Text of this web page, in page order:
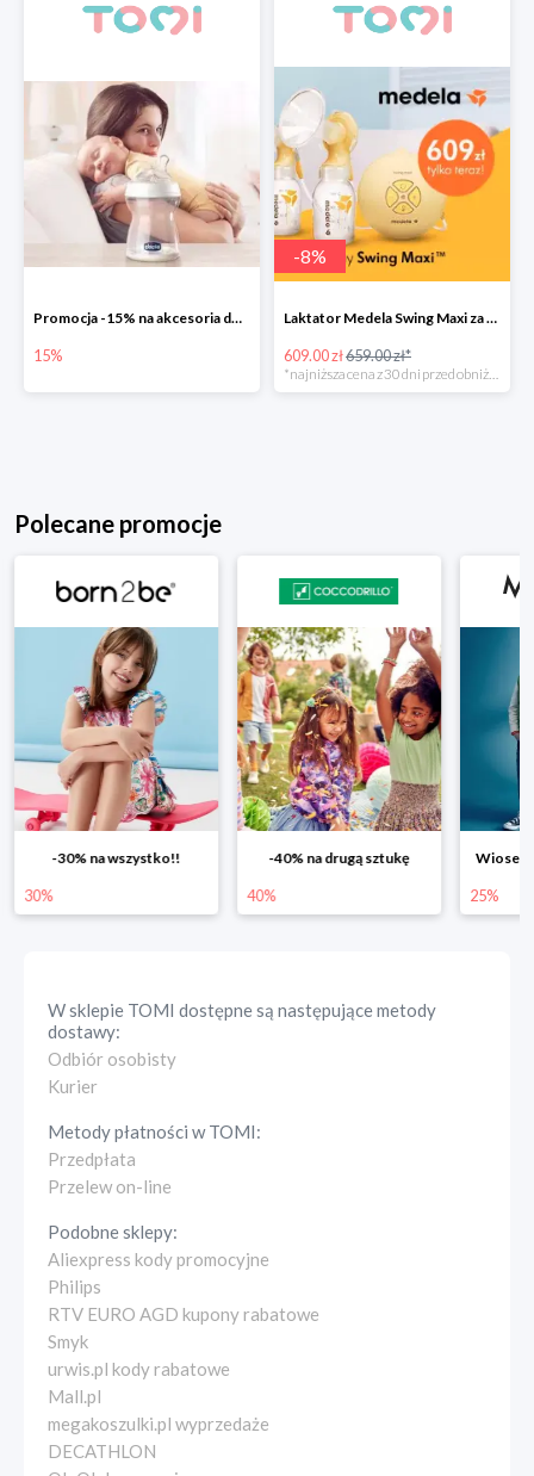
Promocja -15% na akcesoria do karmienia Chicco
15%
-8%
Laktator Medela Swing Maxi za 609zł
609.00 zł659.00 zł*
*najniższa cena z 30 dni przed obniżką
Polecane promocje
-30% na wszystko!!
30%
-40% na drugą sztukę
40% 25%
W sklepie TOMI dostępne są następujące metody
dostawy:
Odbiór osobisty
Kurier
Metody płatności wTOMI:
Przedpłata
Przelew on-line
Podobne sklepy:
Aliexpress kody promocyjne
Philips
RTV EURO AGD kupony rabatowe
Smyk
urwis.pl kody rabatowe
Mall.pl
megakoszulki.pl wyprzedaże
DECATHLON